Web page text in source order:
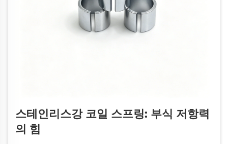
스테인리스강 코일 스프링: 부식 저항력
의 힘